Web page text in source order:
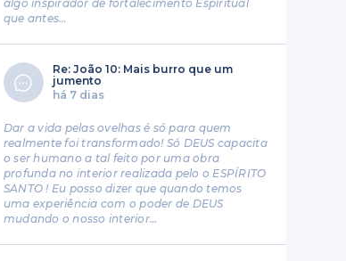
algo inspirador de fortalecimento Espíritual
que antes…
Re: João 10: Mais burro que um
jumento
há 7 dias
Dar a vida pelas ovelhas é só para quem
realmente foi transformado! Só DEUS capacita
o ser humano a tal feito por uma obra
profunda no interior realizada pelo o ESPÍRITO
SANTO ! Eu posso dizer que quando temos
uma experiência com o poder de DEUS
mudando o nosso interior…